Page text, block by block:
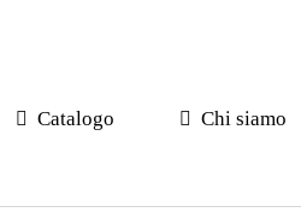
Catalogo Chi siamo